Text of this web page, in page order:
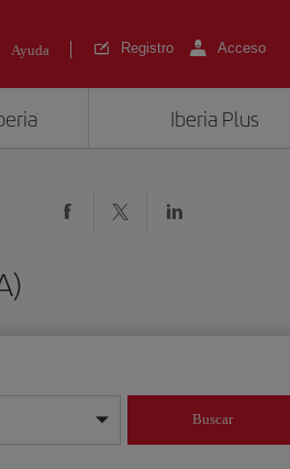
Ayuda Registro Acceso
Iberia Plus
año
Buscar